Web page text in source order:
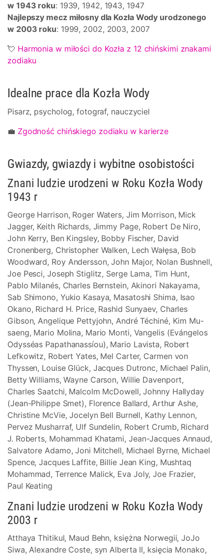
w 1943 roku: 1939, 1942, 1943, 1947
Najlepszy mecz miłosny dla Kozła Wody urodzonego
w 2003 roku: 1999, 2002, 2003, 2007
💘 Harmonia w miłości do Kozła z 12 chińskimi znakami
zodiaku
Idealne prace dla Kozła Wody
Pisarz, psycholog, fotograf, nauczyciel
💼 Zgodność chińskiego zodiaku w karierze
Gwiazdy, gwiazdy i wybitne osobistości
Znani ludzie urodzeni w Roku Kozła Wody
1943 r
George Harrison, Roger Waters, Jim Morrison, Mick
Jagger, Keith Richards, Jimmy Page, Robert De Niro,
John Kerry, Ben Kingsley, Bobby Fischer, David
Cronenberg, Christopher Walken, Lech Wałęsa, Bob
Woodward, Roy Andersson, John Major, Nolan Bushnell,
Joe Pesci, Joseph Stiglitz, Serge Lama, Tim Hunt,
Pablo Milanés, Charles Bernstein, Akinori Nakayama,
Sab Shimono, Yukio Kasaya, Masatoshi Shima, Isao
Okano, Richard H. Price, Rashid Sunyaev, Charles
Gibson, Angelique Pettyjohn, André Téchiné, Kim Mu-
saeng, Mario Molina, Mario Monti, Vangelis (Evángelos
Odysséas Papathanassíou), Mario Lavista, Robert
Lefkowitz, Robert Yates, Mel Carter, Carmen von
Thyssen, Louise Glück, Jacques Dutronc, Michael Palin,
Betty Williams, Wayne Carson, Willie Davenport,
Charles Saatchi, Malcolm McDowell, Johnny Hallyday
(Jean-Philippe Smet), Florence Ballard, Arthur Ashe,
Christine McVie, Jocelyn Bell Burnell, Kathy Lennon,
Pervez Musharraf, Ulf Sundelin, Robert Crumb, Richard
J. Roberts, Mohammad Khatami, Jean-Jacques Annaud,
Salvatore Adamo, Joni Mitchell, Michael Byrne, Michael
Spence, Jacques Laffite, Billie Jean King, Mushtaq
Mohammad, Terrence Malick, Eva Joly, Joe Frazier,
Paul Keating
Znani ludzie urodzeni w Roku Kozła Wody
2003 r
Atthaya Thitikul, Maud Behn, księżna Norwegii, JoJo
Siwa, Alexandre Coste, syn Alberta II, księcia Monako,